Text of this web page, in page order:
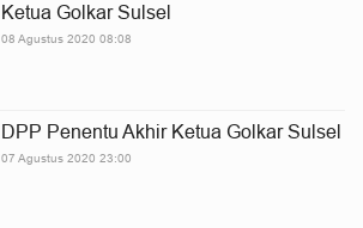
Ketua Golkar Sulsel
08 Agustus 2020 08:08
DPP Penentu Akhir Ketua Golkar Sulsel
07 Agustus 2020 23:00